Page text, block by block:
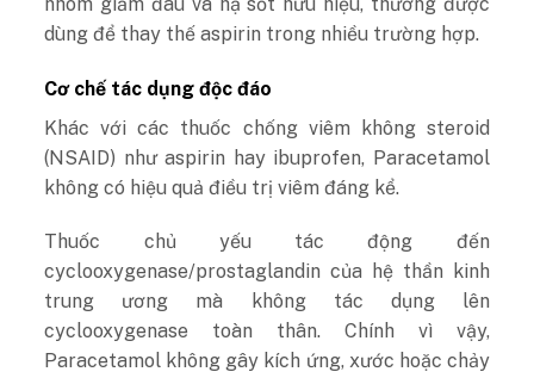
dùng để thay thế aspirin trong nhiều trường hợp.
Cơ chế tác dụng độc đáo
Khác với các thuốc chống viêm không steroid
(NSAID) như aspirin hay ibuprofen, Paracetamol
không có hiệu quả điều trị viêm đáng kể.
Thuốc chủ yếu tác động đến
cyclooxygenase/prostaglandin của hệ thần kinh
trung ương mà không tác dụng lên
cyclooxygenase toàn thân. Chính vì vậy,
Paracetamol không gây kích ứng, xước hoặc chảy